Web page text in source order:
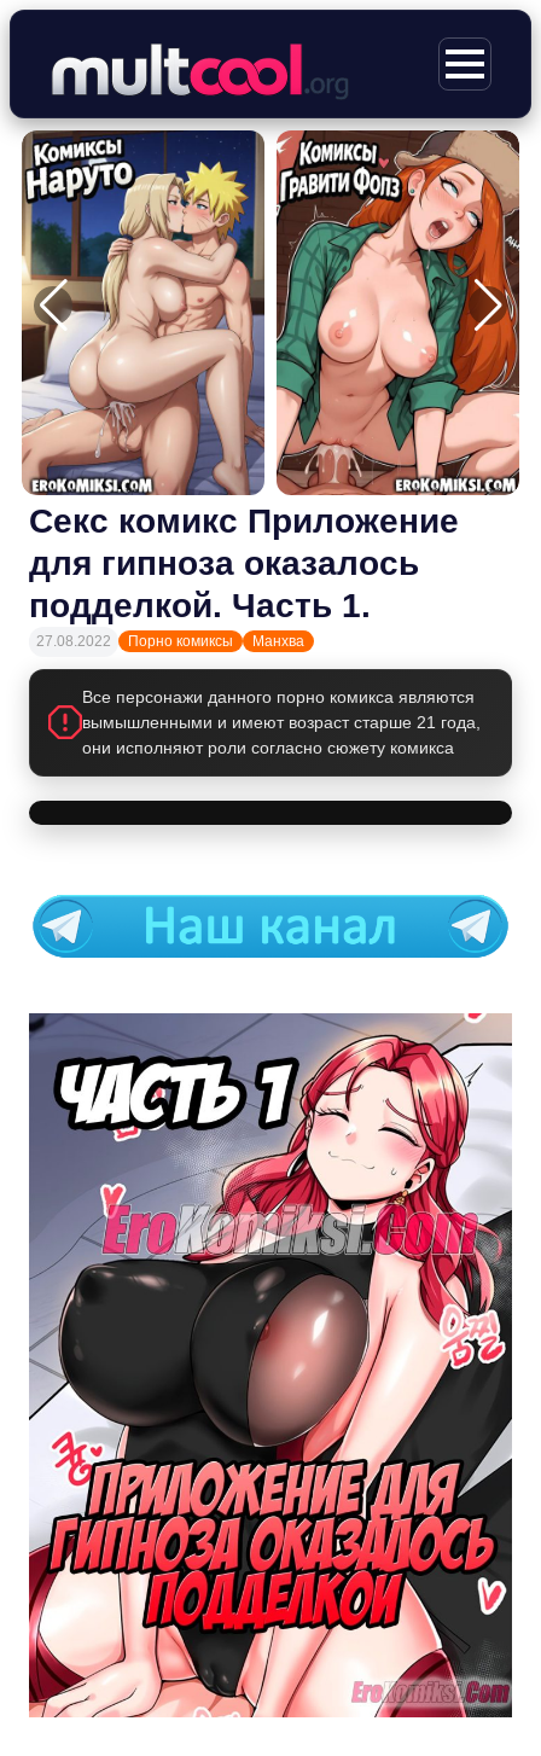
Перейти
содержимому
МЕНЮ
Секс комикс Приложение
для гипноза оказалось
подделкой. Часть 1.
27.08.2022 Порно комиксы Манхва
Все персонажи данного порно комикса являются
вымышленными и имеют возраст старше 21 года,
они исполняют роли согласно сюжету комикса